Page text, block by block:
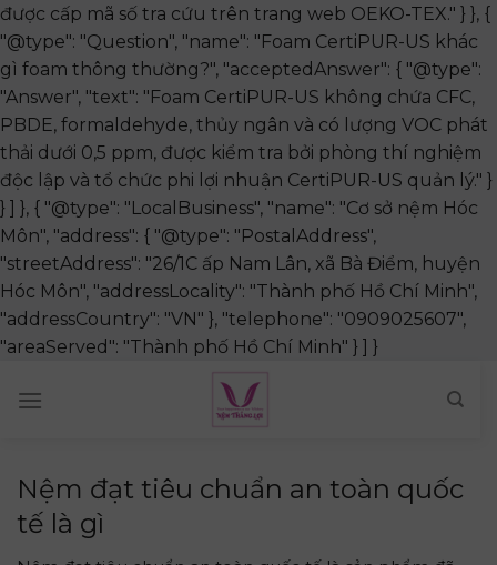
được cấp mã số tra cứu trên trang web OEKO-TEX." } }, {
"@type": "Question", "name": "Foam CertiPUR-US khác
gì foam thông thường?", "acceptedAnswer": { "@type":
"Answer", "text": "Foam CertiPUR-US không chứa CFC,
PBDE, formaldehyde, thủy ngân và có lượng VOC phát
thải dưới 0,5 ppm, được kiểm tra bởi phòng thí nghiệm
độc lập và tổ chức phi lợi nhuận CertiPUR-US quản lý." }
} ] }, { "@type": "LocalBusiness", "name": "Cơ sở nệm Hóc
Môn", "address": { "@type": "PostalAddress",
"streetAddress": "26/1C ấp Nam Lân, xã Bà Điểm, huyện
Hóc Môn", "addressLocality": "Thành phố Hồ Chí Minh",
"addressCountry": "VN" }, "telephone": "0909025607",
"areaServed": "Thành phố Hồ Chí Minh" } ] }
content
Nệm đạt tiêu chuẩn an toàn quốc
tế là gì